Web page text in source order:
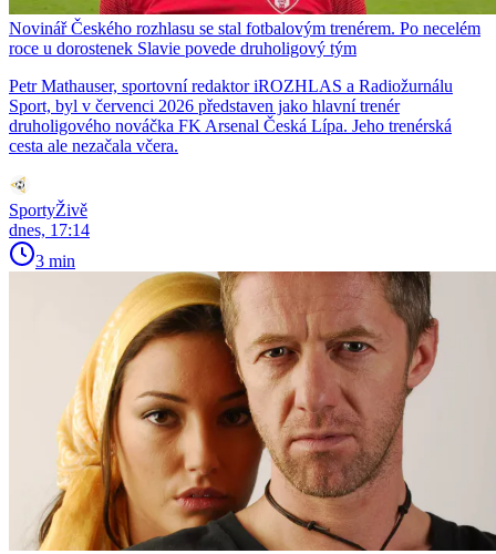
Novinář Českého rozhlasu se stal fotbalovým trenérem. Po necelém
roce u dorostenek Slavie povede druholigový tým
Petr Mathauser, sportovní redaktor iROZHLAS a Radiožurnálu
Sport, byl v červenci 2026 představen jako hlavní trenér
druholigového nováčka FK Arsenal Česká Lípa. Jeho trenérská
cesta ale nezačala včera.
SportyŽivě
dnes, 17:14
3 min